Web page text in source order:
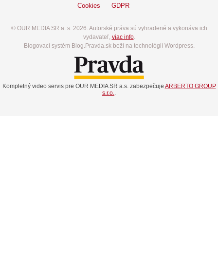
Cookies GDPR
© OUR MEDIA SR a. s. 2026. Autorské práva sú vyhradené a vykonáva ich
vydavateľ, viac info.
Blogovací systém Blog.Pravda.sk beží na technológií Wordpress.
Kompletný video servis pre OUR MEDIA SR a.s. zabezpečuje ARBERTO GROUP
s.r.o..